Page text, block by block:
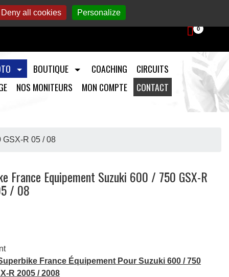
et préparation moto.
0
BOUTIQUE COACHING
CIRCUITS
NOS MONITEURS MON COMPTE CONTACT
GSX-R 05 / 08
France Equipement Suzuki 600 / 750 GSX-R
/ 08
France Équipement Pour Suzuki 600 / 750
R 2005 / 2008
all cookies Personalize